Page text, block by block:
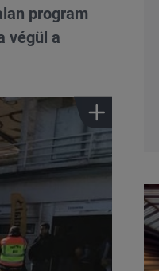
program
végül a